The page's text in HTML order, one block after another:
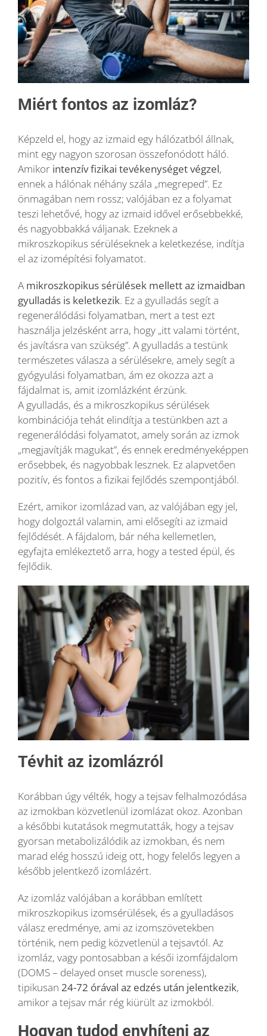
Miért fontos az izomláz?
Képzeld el, hogy az izmaid egy hálózatból állnak,
mint egy nagyon szorosan összefonódott háló.
Amikor intenzív fizikai tevékenységet végzel,
ennek a hálónak néhány szála „megreped”. Ez
önmagában nem rossz; valójában ez a folyamat
teszi lehetővé, hogy az izmaid idővel erősebbekké,
és nagyobbakká váljanak. Ezeknek a
mikroszkopikus sérüléseknek a keletkezése, indítja
el az izomépítési folyamatot.
A mikroszkopikus sérülések mellett az izmaidban
gyulladás is keletkezik. Ez a gyulladás segít a
regenerálódási folyamatban, mert a test ezt
használja jelzésként arra, hogy „itt valami történt,
és javításra van szükség”. A gyulladás a testünk
természetes válasza a sérülésekre, amely segít a
gyógyulási folyamatban, ám ez okozza azt a
fájdalmat is, amit izomlázként érzünk.
A gyulladás, és a mikroszkopikus sérülések
kombinációja tehát elindítja a testünkben azt a
regenerálódási folyamatot, amely során az izmok
„megjavítják magukat”, és ennek eredményeképpen
erősebbek, és nagyobbak lesznek. Ez alapvetően
pozitív, és fontos a fizikai fejlődés szempontjából.
Ezért, amikor izomlázad van, az valójában egy jel,
hogy dolgoztál valamin, ami elősegíti az izmaid
fejlődését. A fájdalom, bár néha kellemetlen,
egyfajta emlékeztető arra, hogy a tested épül, és
fejlődik.
Tévhit az izomlázról
Korábban úgy vélték, hogy a tejsav felhalmozódása
az izmokban közvetlenül izomlázat okoz. Azonban
a későbbi kutatások megmutatták, hogy a tejsav
gyorsan metabolizálódik az izmokban, és nem
marad elég hosszú ideig ott, hogy felelős legyen a
később jelentkező izomlázért.
Az izomláz valójában a korábban említett
mikroszkopikus izomsérülések, és a gyulladásos
válasz eredménye, ami az izomszövetekben
történik, nem pedig közvetlenül a tejsavtól. Az
izomláz, vagy pontosabban a késői izomfájdalom
(DOMS – delayed onset muscle soreness),
tipikusan 24-72 órával az edzés után jelentkezik,
amikor a tejsav már rég kiürült az izmokból.
Hogyan tudod enyhíteni az